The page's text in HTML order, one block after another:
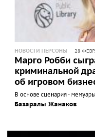
НОВОСТИ ПЕРСОНЫ 28
Марго Робби
криминальной
об игровом
В основе сценария -
Базаралы Жанаков